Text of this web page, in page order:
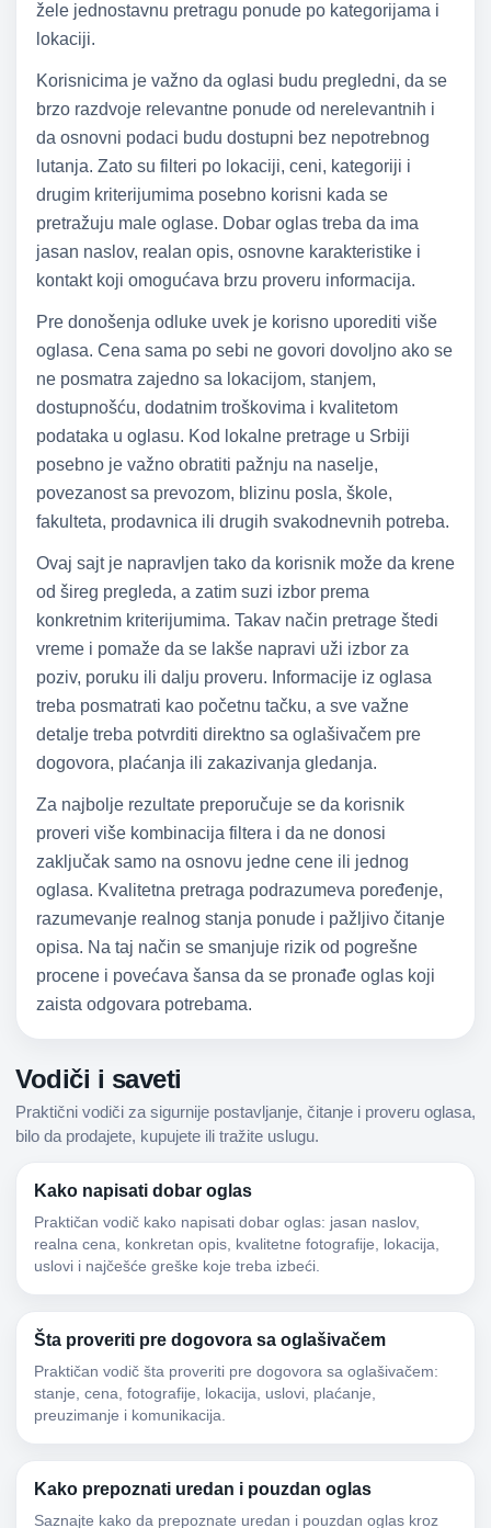
žele jednostavnu pretragu ponude po kategorijama i
lokaciji.
Korisnicima je važno da oglasi budu pregledni, da se
brzo razdvoje relevantne ponude od nerelevantnih i
da osnovni podaci budu dostupni bez nepotrebnog
lutanja. Zato su filteri po lokaciji, ceni, kategoriji i
drugim kriterijumima posebno korisni kada se
pretražuju male oglase. Dobar oglas treba da ima
jasan naslov, realan opis, osnovne karakteristike i
kontakt koji omogućava brzu proveru informacija.
Pre donošenja odluke uvek je korisno uporediti više
oglasa. Cena sama po sebi ne govori dovoljno ako se
ne posmatra zajedno sa lokacijom, stanjem,
dostupnošću, dodatnim troškovima i kvalitetom
podataka u oglasu. Kod lokalne pretrage u Srbiji
posebno je važno obratiti pažnju na naselje,
povezanost sa prevozom, blizinu posla, škole,
fakulteta, prodavnica ili drugih svakodnevnih potreba.
Ovaj sajt je napravljen tako da korisnik može da krene
od šireg pregleda, a zatim suzi izbor prema
konkretnim kriterijumima. Takav način pretrage štedi
vreme i pomaže da se lakše napravi uži izbor za
poziv, poruku ili dalju proveru. Informacije iz oglasa
treba posmatrati kao početnu tačku, a sve važne
detalje treba potvrditi direktno sa oglašivačem pre
dogovora, plaćanja ili zakazivanja gledanja.
Za najbolje rezultate preporučuje se da korisnik
proveri više kombinacija filtera i da ne donosi
zaključak samo na osnovu jedne cene ili jednog
oglasa. Kvalitetna pretraga podrazumeva poređenje,
razumevanje realnog stanja ponude i pažljivo čitanje
opisa. Na taj način se smanjuje rizik od pogrešne
procene i povećava šansa da se pronađe oglas koji
zaista odgovara potrebama.
Vodiči i saveti
Praktični vodiči za sigurnije postavljanje, čitanje i proveru oglasa,
bilo da prodajete, kupujete ili tražite uslugu.
Kako napisati dobar oglas
Praktičan vodič kako napisati dobar oglas: jasan naslov,
realna cena, konkretan opis, kvalitetne fotografije, lokacija,
uslovi i najčešće greške koje treba izbeći.
Šta proveriti pre dogovora sa oglašivačem
Praktičan vodič šta proveriti pre dogovora sa oglašivačem:
stanje, cena, fotografije, lokacija, uslovi, plaćanje,
preuzimanje i komunikacija.
Kako prepoznati uredan i pouzdan oglas
Saznajte kako da prepoznate uredan i pouzdan oglas kroz